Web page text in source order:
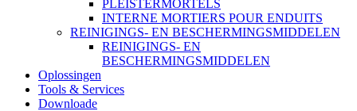
PLEISTERMORTELS
INTERNE MORTIERS POUR ENDUITS
REINIGINGS- EN BESCHERMINGSMIDDELEN
REINIGINGS- EN
BESCHERMINGSMIDDELEN
Oplossingen
Tools & Services
Downloade